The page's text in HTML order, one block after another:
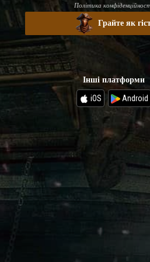
Політика
Грайте як
Інші платформи
iOS Android